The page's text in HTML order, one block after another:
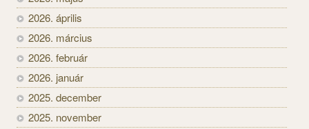
2026. április
2026. március
2026. február
2026. január
2025. december
2025. november